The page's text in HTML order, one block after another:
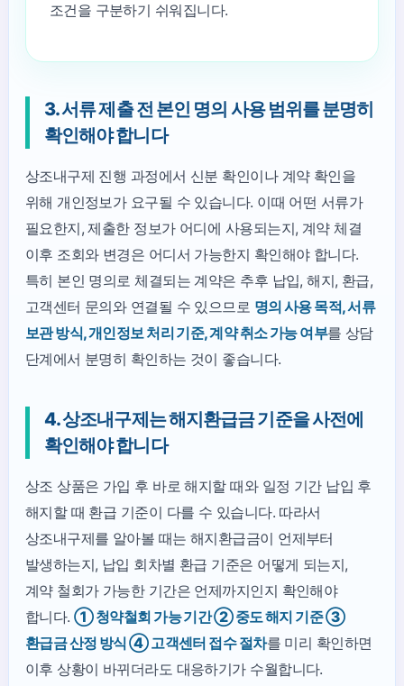
조건을 구분하기 쉬워집니다.
3. 서류 제출 전 본인 명의 사용 범위를 분명히
확인해야 합니다
상조내구제 진행 과정에서 신분 확인이나 계약 확인을
위해 개인정보가 요구될 수 있습니다. 이때 어떤 서류가
필요한지, 제출한 정보가 어디에 사용되는지, 계약 체결
이후 조회와 변경은 어디서 가능한지 확인해야 합니다.
특히 본인 명의로 체결되는 계약은 추후 납입, 해지, 환급,
고객센터 문의와 연결될 수 있으므로 명의 사용 목적, 서류
보관 방식, 개인정보 처리 기준, 계약 취소 가능 여부를 상담
단계에서 분명히 확인하는 것이 좋습니다.
4. 상조내구제는 해지환급금 기준을 사전에
확인해야 합니다
상조 상품은 가입 후 바로 해지할 때와 일정 기간 납입 후
해지할 때 환급 기준이 다를 수 있습니다. 따라서
상조내구제를 알아볼 때는 해지환급금이 언제부터
발생하는지, 납입 회차별 환급 기준은 어떻게 되는지,
계약 철회가 가능한 기간은 언제까지인지 확인해야
합니다.① 청약철회 가능 기간 ② 중도 해지 기준 ③
환급금 산정 방식 ④ 고객센터 접수 절차를 미리 확인하면
이후 상황이 바뀌더라도 대응하기가 수월합니다.